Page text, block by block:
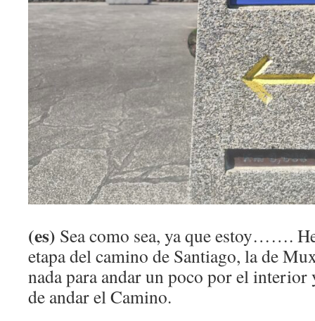
(es) Sea como sea, ya que estoy…….
etapa del camino de Santiago, la de
nada para andar un poco por el interior
de andar el Camino.